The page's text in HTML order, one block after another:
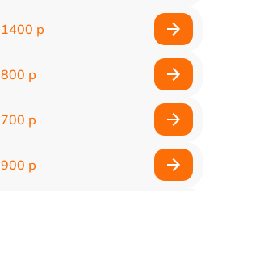
1400 р
800 р
700 р
900 р